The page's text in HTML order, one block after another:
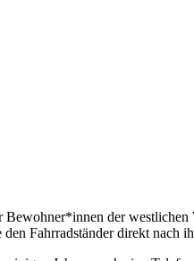
der
Fahrradständer direkt nach